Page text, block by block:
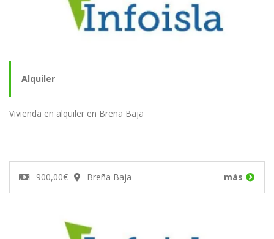
Alquiler
Vivienda en alquiler en Breña Baja
900,00€ Breña Baja más